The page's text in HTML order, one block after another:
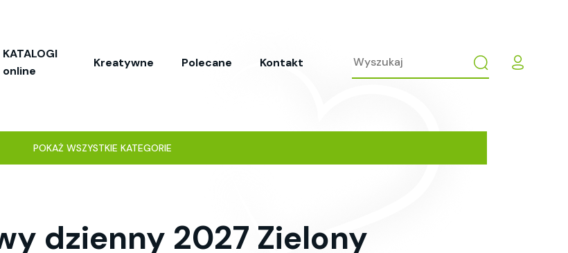
KATALOGI
online
Kreatywne Polecane Kontakt
POKAŻ WSZYSTKIE KATEGORIE
dzienny 2027 Zielony